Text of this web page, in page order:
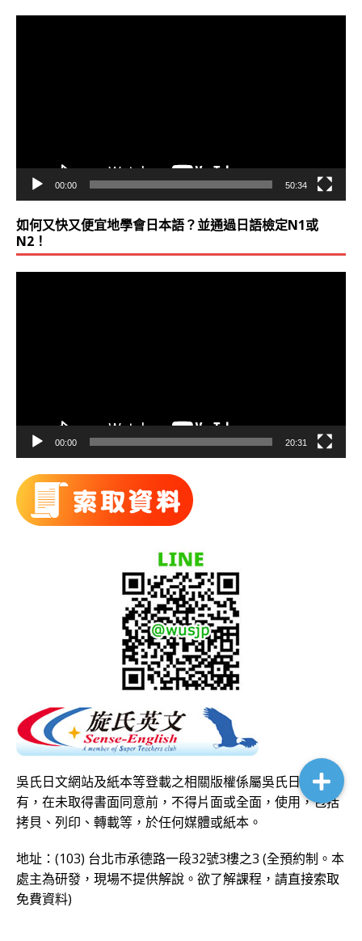
00:00 50:34
如何又快又便宜地學會日本語？並通過日語檢定N1或
N2！
00:00 20:31
吳氏日文網站及紙本等登載之相關版權係屬吳氏日文所
有，在未取得書面同意前，不得片面或全面，使用，包括
拷貝、列印、轉載等，於任何媒體或紙本。
地址：(103) 台北市承德路一段32號3樓之3 (全預約制。本
處主為研發，現場不提供解說。欲了解課程，請直接索取
免費資料)